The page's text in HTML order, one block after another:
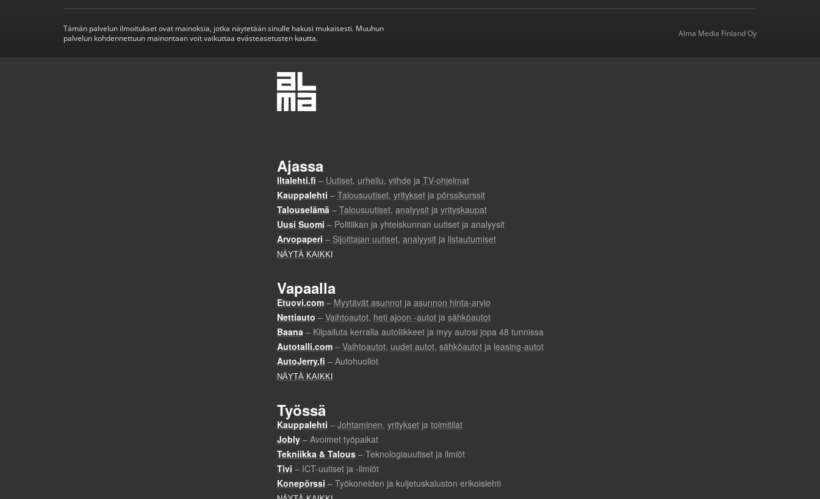
Tämän palvelun ilmoitukset ovat mainoksia, jotka näytetään sinulle hakusi mukaisesti. Muuhun
palvelun kohdennettuun mainontaan voit vaikuttaa evästeasetusten kautta.
Alma Media Finland Oy